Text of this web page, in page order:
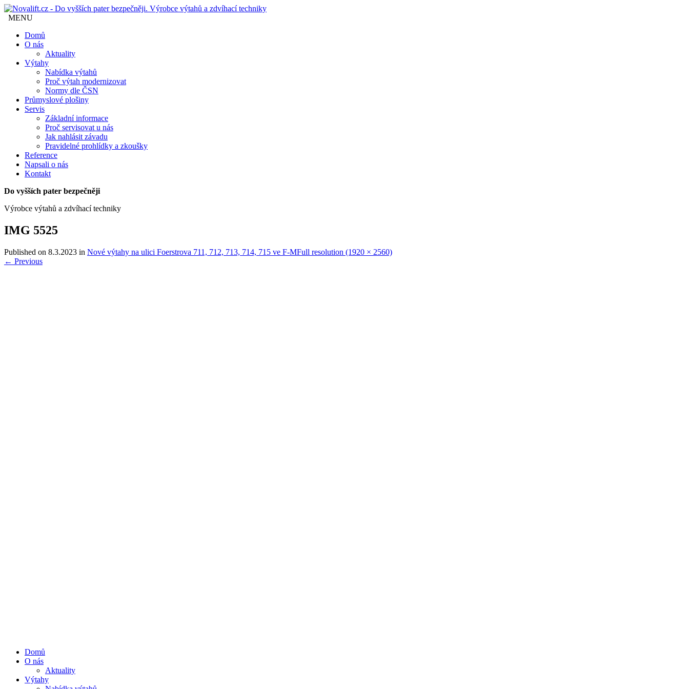
MENU
Domů
O nás
Aktuality
Výtahy
Nabídka výtahů
Proč výtah modernizovat
Normy dle ČSN
Průmyslové plošiny
Servis
Základní informace
Proč servisovat u nás
Jak nahlásit závadu
Pravidelné prohlídky a zkoušky
Reference
Napsali o nás
Kontakt
Do vyšších pater bezpečněji
Výrobce výtahů a zdvíhací techniky
IMG 5525
Published on 8.3.2023 in Nové výtahy na ulici Foerstrova 711, 712, 713, 714, 715 ve F-MFull resolution (1920 × 2560)
← Previous
Domů
O nás
Aktuality
Výtahy